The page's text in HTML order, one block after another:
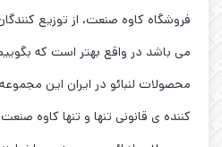
فروشگاه کاوه صنعت، از توزیع
می باشد در واقع بهتر است که
محصولات لنبائو در ایران این
کننده ی قانونی تنها و تنها کاوه